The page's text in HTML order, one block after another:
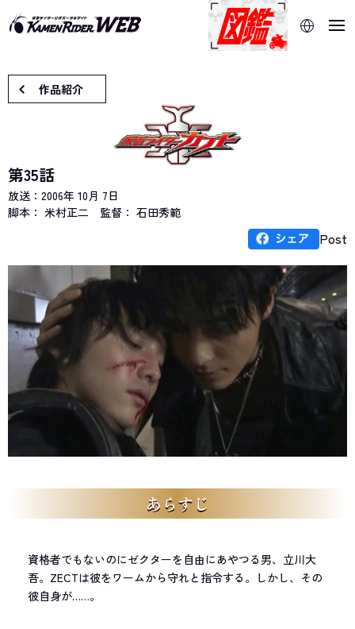
当サイトでは、機械的な自動翻訳サービスを使用していま
す。指定した言語に切り替わらないページは、ブラウザの翻
訳機能をご利用ください。
作品紹介
第35話
放送： 2006年 10月 7日
脚本： 米村正二
監督： 石田秀範
Post
あらすじ
資格者でもないのにゼクターを自由にあやつる男、立川大
吾。ZECTは彼をワームから守れと指令する。しかし、その
彼自身が……。